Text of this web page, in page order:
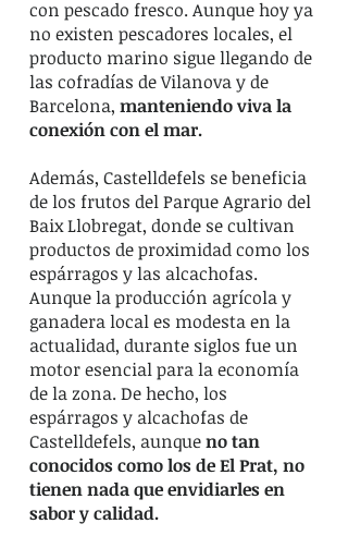
con pescado fresco. Aunque hoy ya
no existen pescadores locales, el
producto marino sigue llegando de
las cofradías de Vilanova y de
Barcelona, manteniendo viva la
conexión con el mar.
Además, Castelldefels se beneficia
de los frutos del Parque Agrario del
Baix Llobregat, donde se cultivan
productos de proximidad como los
espárragos y las alcachofas.
Aunque la producción agrícola y
ganadera local es modesta en la
actualidad, durante siglos fue un
motor esencial para la economía
de la zona. De hecho, los
espárragos y alcachofas de
Castelldefels, aunqueno tan
conocidos como los de El Prat, no
tienen nada que envidiarles en
sabor y calidad.